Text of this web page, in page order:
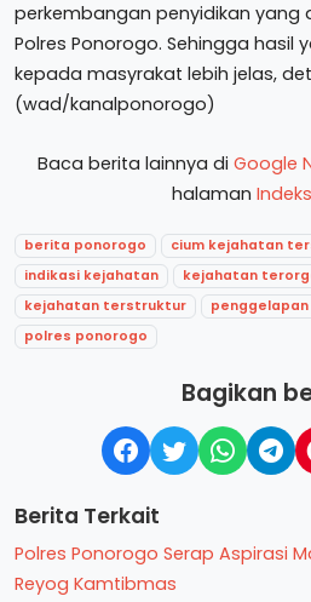
perkembangan penyidikan yang
Polres Ponorogo. Sehingga hasil
kepada masyrakat lebih jelas,
(wad/kanalponorogo)
Baca berita lainnya di Google
halaman
berita ponorogo cium kejahatan
indikasi kejahatan
kejahatan
kejahatan terstruktur
polres ponorogo
Bagikan
Berita Terkait
Polres Ponorogo Serap Aspirasi
Reyog Kamtibmas